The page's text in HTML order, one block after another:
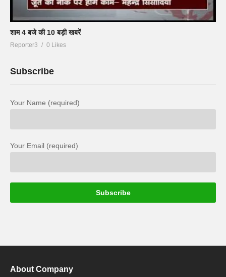
शाम 4 बजे की 10 बड़ी खबरें
Reporter3 0 Likes
Subscribe
Your Name (required)
Your Email (required)
About Company